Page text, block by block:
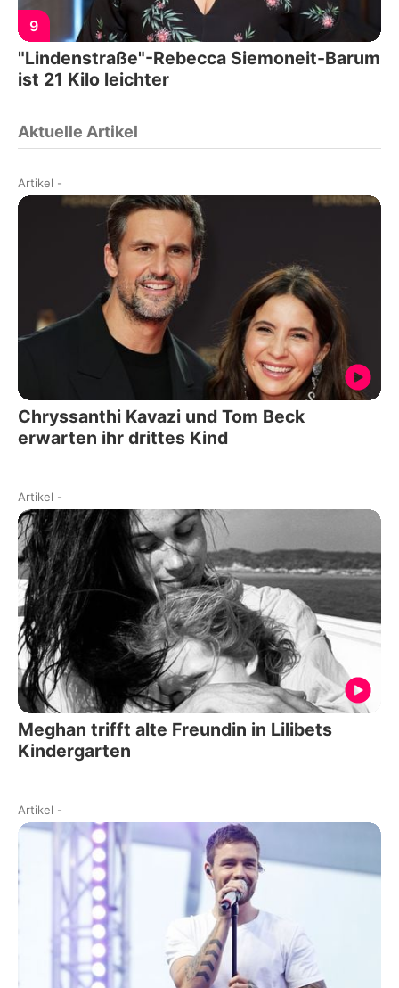
9
"Lindenstraße"-Rebecca Siemoneit-Barum
ist 21 Kilo leichter
Aktuelle Artikel
Artikel -
Chryssanthi Kavazi und Tom Beck
erwarten ihr drittes Kind
Artikel -
Meghan trifft alte Freundin in Lilibets
Kindergarten
Artikel -